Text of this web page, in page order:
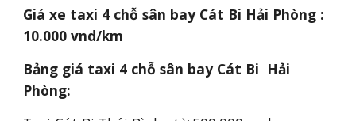
Giá xe taxi 4 chỗ sân bay Cát Bi Hải Phòng :
10.000 vnd/km
Bảng giá taxi 4 chỗ sân bay Cát Bi  Hải
Phòng: